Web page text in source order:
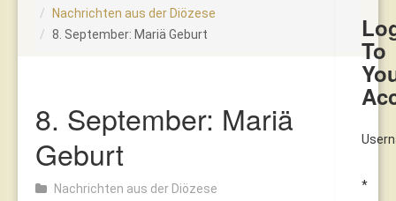
To
*
Nachrichten aus der Diözese
8. September: Mariä Geburt
8. September: Mariä
Geburt
Nachrichten aus der Diözese